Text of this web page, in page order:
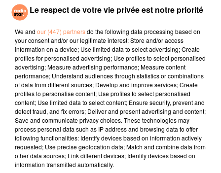
régionale de santé (ARS) Paca rappelle que seuls les
cas avérés font l’objet d’une communication par le
fil actus
4 juillet 2022
Radio Star Live avec Dadju
27 juin 2022
Marseille : une application pour mettre en
relation extras et...
27 juin 2022
Le cocholed pour jouer à la pétanque
jusqu'au bout de la nuit !
Le respect de votre vie privée est notre priorité
We and our (447) partnersdo the following data processing based on
your consent and/or our legitimate interest: Store and/or access
information on a device; Use limited data to select advertising; Create
profiles for personalised advertising; Use profiles to select personalised
advertising; Measure advertising performance; Measure content
performance; Understand audiences through statistics or combinations
of data from different sources; Develop and improve services; Create
profiles to personalise content; Use profiles to select personalised
content; Use limited data to select content; Ensure security, prevent and
detect fraud, and fix errors; Deliver and present advertising and content;
Save and communicate privacy choices. These technologies may
process personal data such as IP address and browsing data to offer
following functionalities: Identify devices based on information actively
requested; Use precise geolocation data; Match and combine data from
other data sources; Link different devices; Identify devices based on
information transmitted automatically.